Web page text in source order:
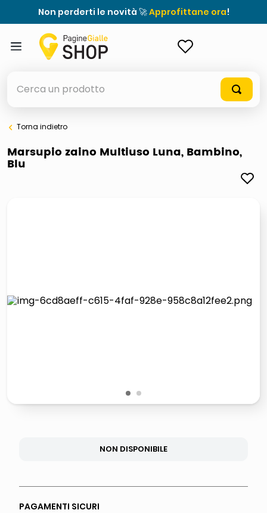
Non perderti le novità 🚀Approfittane ora!
elenchi telefonici
orologio parete
Torna indietro
Marsupio zaino Multiuso Luna, Bambino,
Blu
1 2
NON DISPONIBILE
PAGAMENTI SICURI